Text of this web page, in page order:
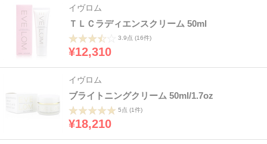
イヴロム
ＴＬＣラディエンスクリーム 50ml
3.9点 (16件)
¥12,310
イヴロム
ブライトニングクリーム 50ml/1.7oz
5点 (1件)
¥18,210